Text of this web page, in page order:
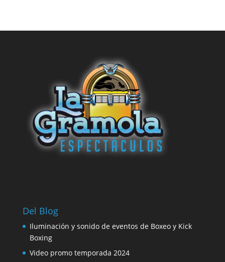
Del Blog
Iluminación y sonido de eventos de Boxeo y Kick
Boxing
Video promo temporada 2024